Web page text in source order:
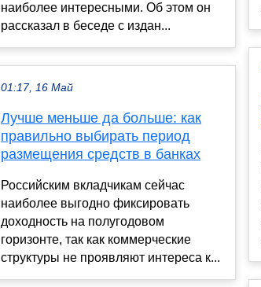
наиболее интересными. Об этом он
рассказал в беседе с издан...
01:17, 16 Май
Лучше меньше да больше: как
правильно выбирать период
размещения средств в банках
Российским вкладчикам сейчас
наиболее выгодно фиксировать
доходность на полугодовом
горизонте, так как коммерческие
структуры не проявляют интереса к...